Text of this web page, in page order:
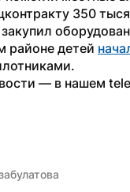
350
районе детей
— в нашем